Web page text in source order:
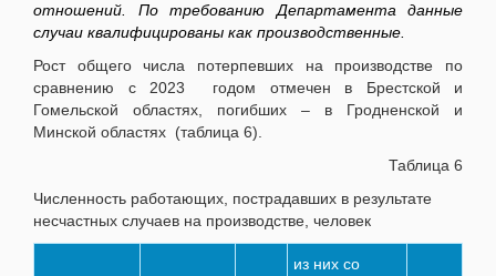
отношений. По требованию Департамента данные
случаи квалифицированы как производственные.
Рост общего числа потерпевших на производстве по
сравнению с 2023 годом отмечен в Брестской и
Гомельской областях, погибших – в Гродненской и
Минской областях (таблица 6).
Таблица 6
Численность работающих, пострадавших в результате
несчастных случаев на производстве, человек
из них со